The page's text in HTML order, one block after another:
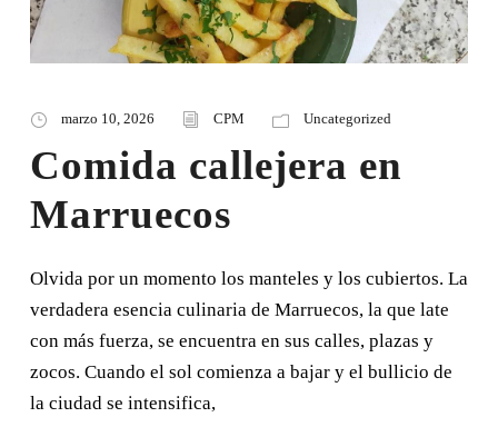
marzo 10, 2026 CPM Uncategorized
Comida callejera en
Marruecos
Olvida por un momento los manteles y los cubiertos. La
verdadera esencia culinaria de Marruecos, la que late
con más fuerza, se encuentra en sus calles, plazas y
zocos. Cuando el sol comienza a bajar y el bullicio de
la ciudad se intensifica,